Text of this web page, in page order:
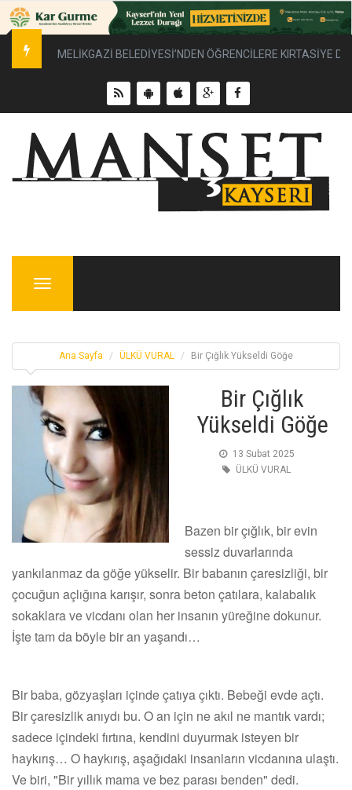
MELİKGAZİ BELEDİYESİ YENİ YOL ÇALIŞMALARIYLA DAHA
Menu
Ana Sayfa ÜLKÜ VURAL Bir Çığlık Yükseldi Göğe
Bir Çığlık
Yükseldi Göğe
13 Subat 2025
ÜLKÜ VURAL
Bazen bir çığlık, bir evin
sessiz duvarlarında
yankılanmaz da göğe yükselir. Bir babanın çaresizliği, bir
çocuğun açlığına karışır, sonra beton çatılara, kalabalık
sokaklara ve vicdanı olan her insanın yüreğine dokunur.
İşte tam da böyle bir an yaşandı…
Bir baba, gözyaşları içinde çatıya çıktı. Bebeği evde açtı.
Bir çaresizlik anıydı bu. O an için ne akıl ne mantık vardı;
sadece içindeki fırtına, kendini duyurmak isteyen bir
haykırış… O haykırış, aşağıdaki insanların vicdanına ulaştı.
Ve biri, "Bir yıllık mama ve bez parası benden" dedi.